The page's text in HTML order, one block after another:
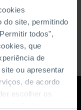
do site, permitindo
todos",
que
de
ou apresentar
de acordo
escolher os